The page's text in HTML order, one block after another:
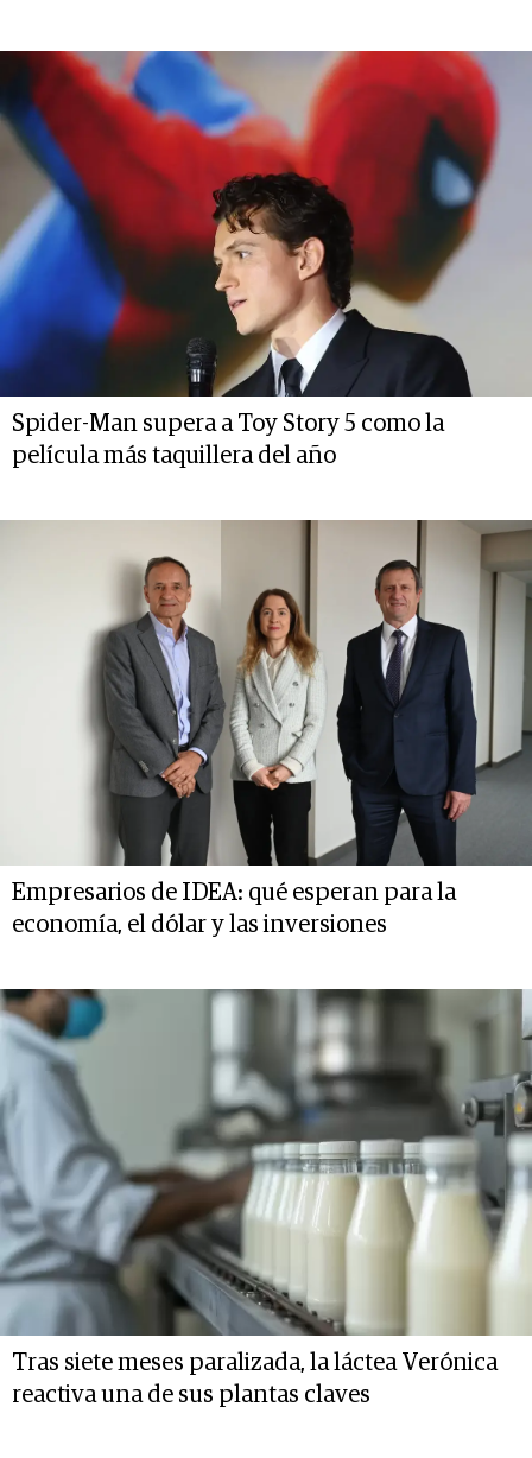
Spider-Man supera a Toy Story 5 como la
película más taquillera del año
Empresarios de IDEA: qué esperan para la
economía, el dólar y las inversiones
Tras siete meses paralizada, la láctea Verónica
reactiva una de sus plantas claves